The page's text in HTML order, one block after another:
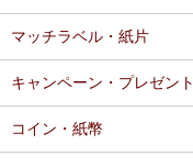
マッチラベル・紙片
キャンペーン・プレゼント
コイン・紙幣